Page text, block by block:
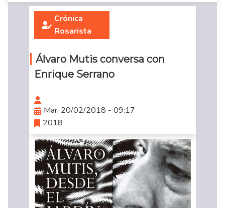
Crónica
Rosarista
Álvaro Mutis conversa con
Enrique Serrano
Mar, 20/02/2018 - 09:17
2018